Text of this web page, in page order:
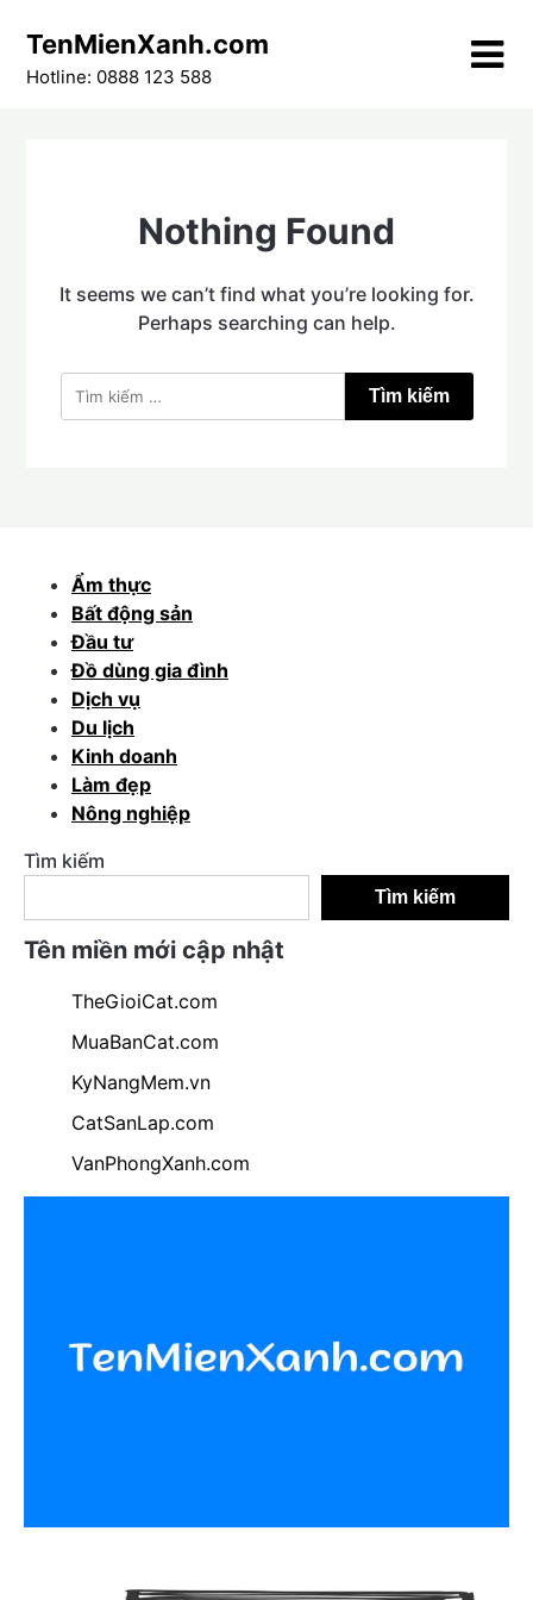
content
TenMienXanh.com
Hotline: 0888 123 588
Nothing Found
It seems we can’t find what you’re looking for.
Perhaps searching can help.
Tìm
kiếm
Ẩm thực
Bất động sản
Đầu tư
Đồ dùng gia đình
Dịch vụ
Du lịch
Kinh doanh
Làm đẹp
Nông nghiệp
Tìm kiếm
Tìm kiếm
Tên miền mới cập nhật
TheGioiCat.com
MuaBanCat.com
KyNangMem.vn
CatSanLap.com
VanPhongXanh.com